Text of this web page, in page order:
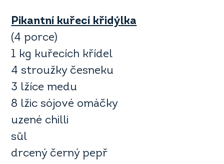
Pikantní kuřecí křidýlka
(4 porce)
1 kg kuřecích křídel
4 stroužky česneku
3 lžíce medu
8 lžic sójové omáčky
uzené chilli
sůl
drcený černý pepř